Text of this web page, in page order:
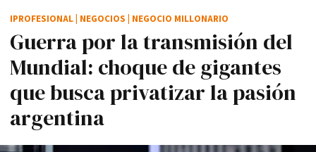
Guerra por la transmisión del
Mundial: choque de gigantes
que busca privatizar la pasión
argentina
IPROFESIONAL NEGOCIOS NEGOCIO MILLONARIO